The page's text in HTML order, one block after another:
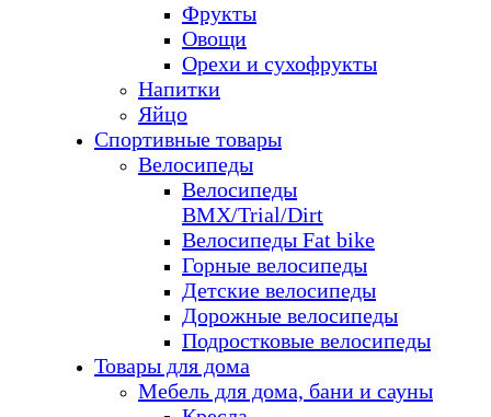
Фрукты
Овощи
Орехи и сухофрукты
Напитки
Яйцо
Спортивные товары
Велосипеды
Велосипеды
BMX/Trial/Dirt
Велосипеды Fat bike
Горные велосипеды
Детские велосипеды
Дорожные велосипеды
Подростковые велосипеды
Товары для дома
Мебель для дома, бани и сауны